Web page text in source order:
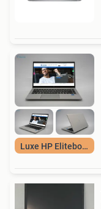
Luxe HP Elitebook